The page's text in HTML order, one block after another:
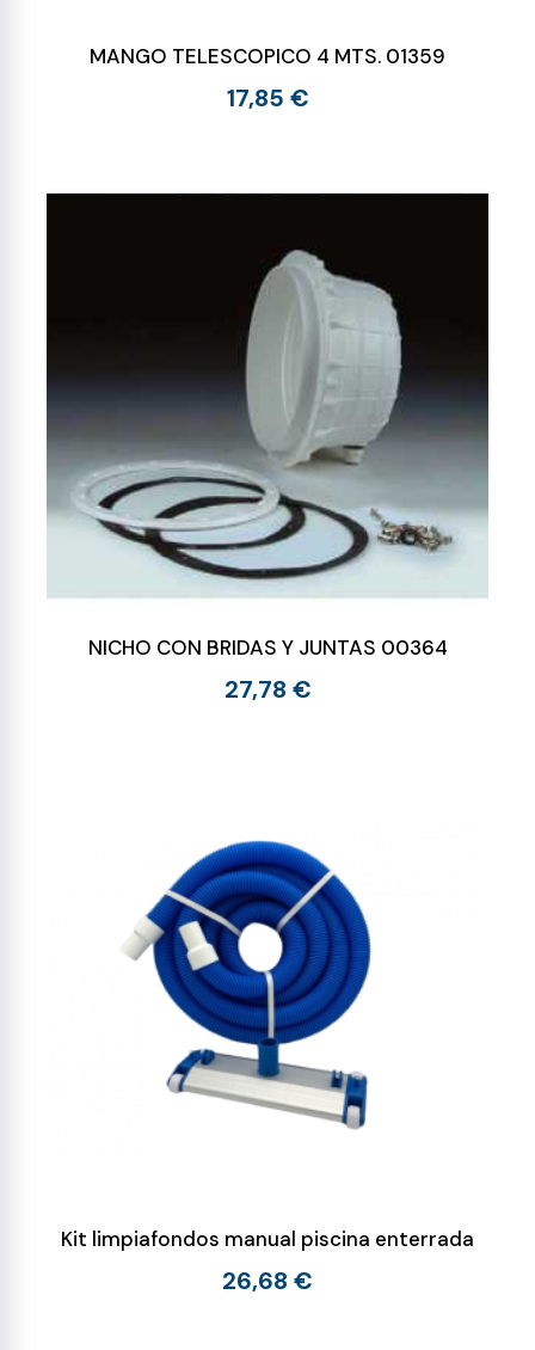
MANGO TELESCOPICO 4 MTS. 01359
17,85 €
NICHO CON BRIDAS Y JUNTAS 00364
27,78 €
Kit limpiafondos manual piscina enterrada
26,68 €